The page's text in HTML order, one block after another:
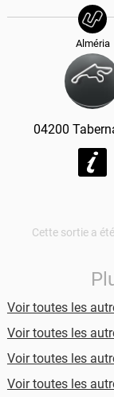
Alméria
04200
Cette sortie a
Voir toutes les
Voir toutes les
Voir toutes les
Voir toutes les